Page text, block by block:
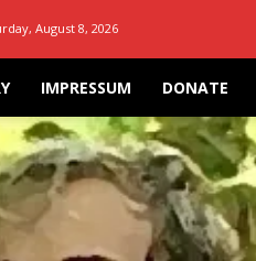
August 8, 2026
IMPRESSUM DONATE